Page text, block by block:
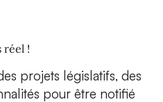
réel !
projets législatifs, des
pour être notifié